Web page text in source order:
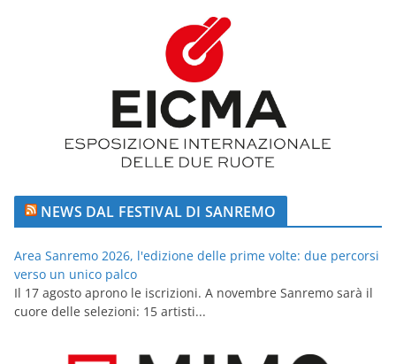
NEWS DAL FESTIVAL DI SANREMO
Area Sanremo 2026, l'edizione delle prime volte: due percorsi
verso un unico palco
Il 17 agosto aprono le iscrizioni. A novembre Sanremo sarà il
cuore delle selezioni: 15 artisti...